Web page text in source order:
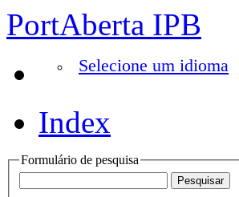
PortAberta IPB
Selecione um idioma
Index
Formulário de pesquisa